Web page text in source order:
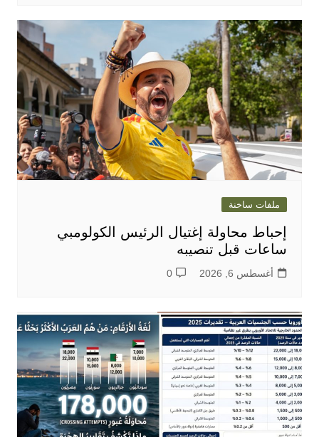
ملفات ساخنة
إحباط محاولة إغتيال الرئيس الكولومبي
ساعات قبل تنصيبه
أغسطس 6, 2026 0